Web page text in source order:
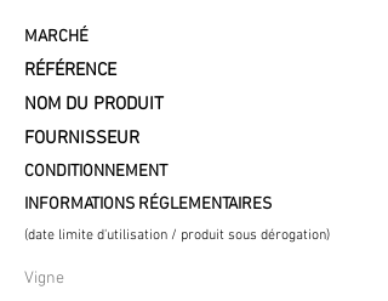
MARCHÉ
RÉFÉRENCE
NOM DU PRODUIT
FOURNISSEUR
CONDITIONNEMENT
INFORMATIONS RÉGLEMENTAIRES
(date limite d'utilisation / produit sous dérogation)
Vigne